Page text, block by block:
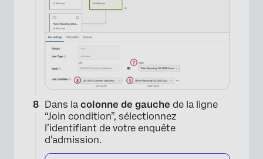
Dans la colonne de gauche de la ligne
“Join condition”, sélectionnez
l’identifiant de votre enquête
d’admission.